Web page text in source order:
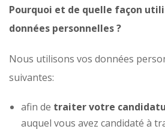
Pourquoi et de quelle façon
données personnelles ?
Nous utilisons vos données
suivantes:
afin de traiter votre
auquel vous avez candidaté à